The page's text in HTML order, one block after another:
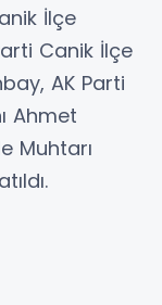
İlçe
Canik İlçe
AK Parti
Ahmet
Muhtarı